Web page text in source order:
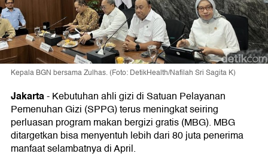
Kepala BGN bersama Zulhas. (Foto: DetikHealth/Nafilah Sri Sagita K)
Jakarta-Kebutuhan ahli gizi di Satuan Pelayanan
Pemenuhan Gizi (SPPG) terus meningkat seiring
perluasan program makan bergizi gratis (MBG). MBG
ditargetkan bisa menyentuh lebih dari 80 juta penerima
manfaat selambatnya di April.